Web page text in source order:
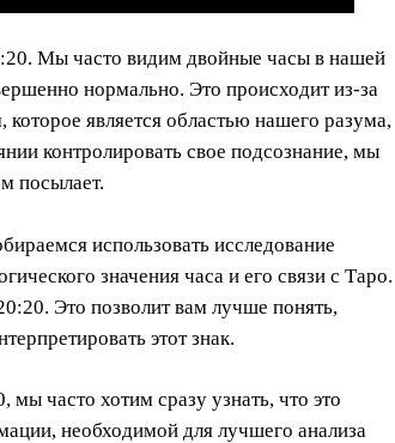
Мы часто видим двойные часы в нашей
нормально. Это происходит из-за
является областью нашего разума,
контролировать свое подсознание, мы
посылает.
использовать исследование
значения часа и его связи с Таро.
Это позволит вам лучше понять,
этот знак.
часто хотим сразу узнать, что это
необходимой для лучшего анализа